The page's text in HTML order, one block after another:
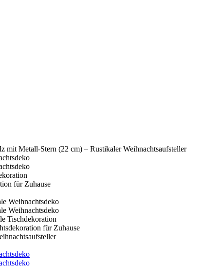
mit Metall-Stern (22 cm) – Rustikaler Weihnachtsaufsteller